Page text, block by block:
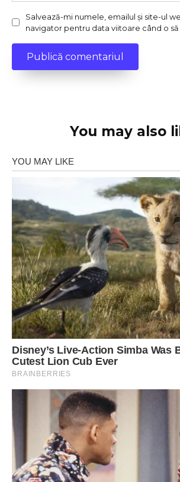
Salvează-mi numele, emailul și site-ul
navigator pentru data viitoare când o
You may also